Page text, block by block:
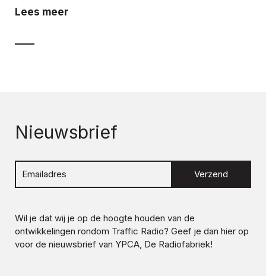
Lees meer
Nieuwsbrief
Verzend
Wil je dat wij je op de hoogte houden van de
ontwikkelingen rondom Traffic Radio? Geef je dan hier op
voor de nieuwsbrief van YPCA, De Radiofabriek!